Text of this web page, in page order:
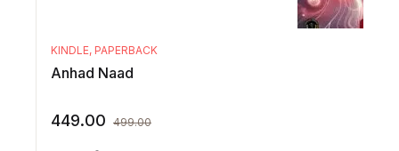
KINDLE, PAPERBACK
Anhad Naad
449.00 499.00